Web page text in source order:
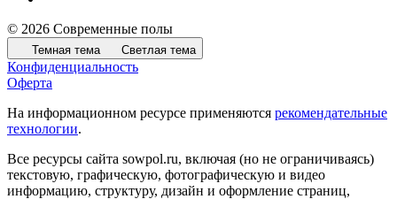
© 2026 Современные полы
Темная тема Светлая тема
Конфиденциальность
Оферта
На информационном ресурсе применяются рекомендательные
технологии.
Все ресурсы сайта sowpol.ru, включая (но не ограничиваясь)
текстовую, графическую, фотографическую и видео
информацию, структуру, дизайн и оформление страниц,